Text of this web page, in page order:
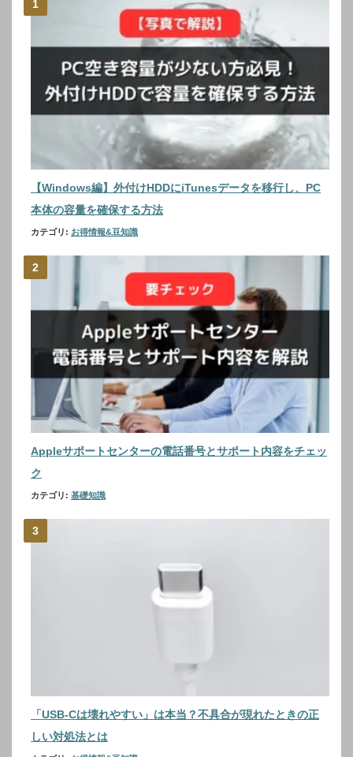
【Windows編】外付けHDDにiTunesデータを移行し、PC
本体の容量を確保する方法
カテゴリ: お得情報&豆知識
Appleサポートセンターの電話番号とサポート内容をチェッ
ク
カテゴリ: 基礎知識
「USB-Cは壊れやすい」は本当？不具合が現れたときの正
しい対処法とは